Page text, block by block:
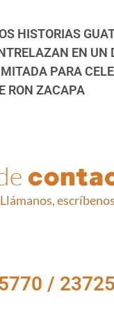
HISTORIAS
EN UN
PARA
RON ZACAPA
Llámanos,
/